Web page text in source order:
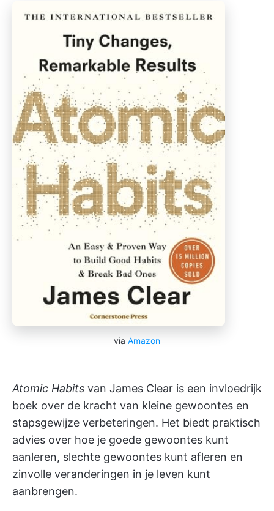
via Amazon
Atomic Habits van James Clear is een invloedrijk
boek over de kracht van kleine gewoontes en
stapsgewijze verbeteringen. Het biedt praktisch
advies over hoe je goede gewoontes kunt
aanleren, slechte gewoontes kunt afleren en
zinvolle veranderingen in je leven kunt
aanbrengen.